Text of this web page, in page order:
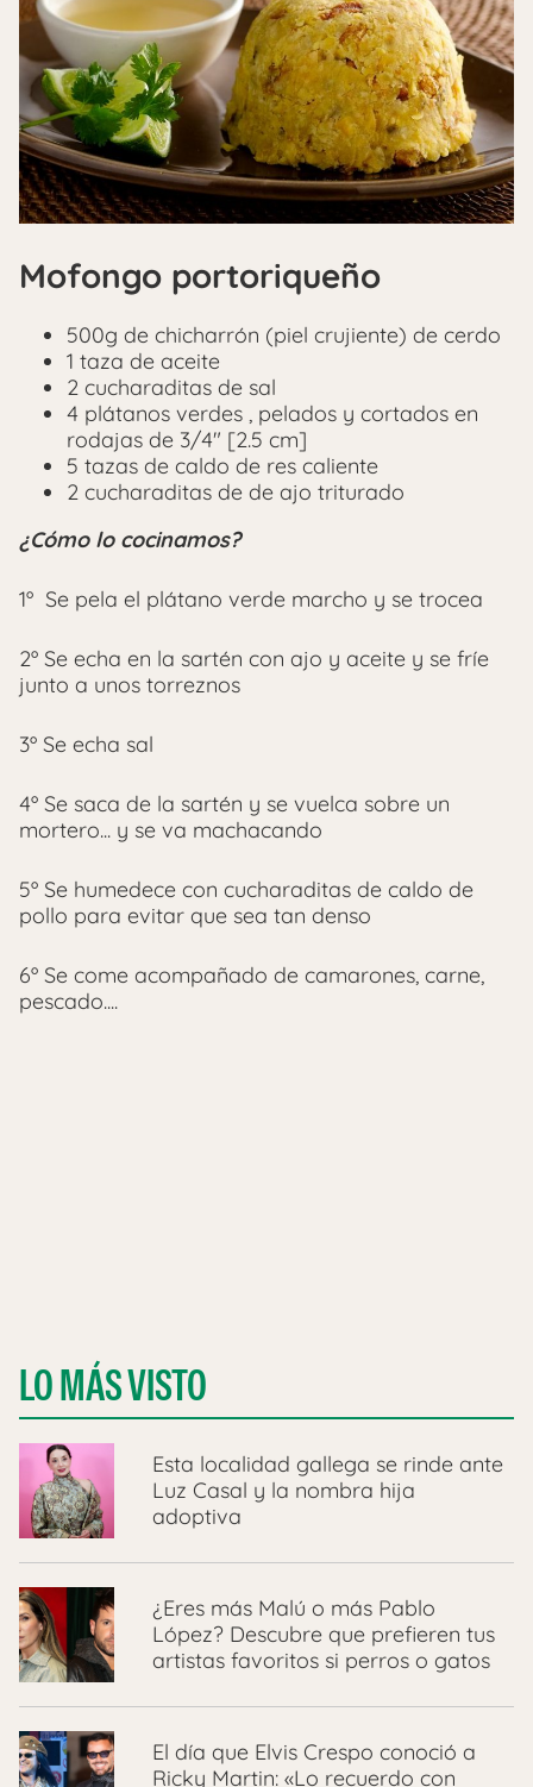
Mofongo portoriqueño
500g de chicharrón (piel crujiente) de cerdo
1 taza de aceite
2 cucharaditas de sal
4 plátanos verdes , pelados y cortados en
rodajas de 3/4" [2.5 cm]
5 tazas de caldo de res caliente
2 cucharaditas de de ajo triturado
¿Cómo lo cocinamos?
1º Se pela el plátano verde marcho y se trocea
2º Se echa en la sartén con ajo y aceite y se fríe
junto a unos torreznos
3º Se echa sal
4º Se saca de la sartén y se vuelca sobre un
mortero... y se va machacando
5º Se humedece con cucharaditas de caldo de
pollo para evitar que sea tan denso
6º Se come acompañado de camarones, carne,
pescado....
LO MÁS VISTO
Esta localidad gallega se rinde ante
Luz Casal y la nombra hija
adoptiva
¿Eres más Malú o más Pablo
López? Descubre que prefieren tus
artistas favoritos si perros o gatos
El día que Elvis Crespo conoció a
Ricky Martin: «Lo recuerdo con